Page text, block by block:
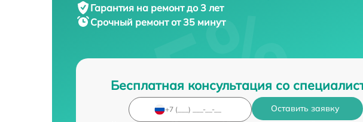
Гарантия на ремонт до 3 лет
Срочный ремонт от 35 минут
Бесплатная консультация со
Оставить заявку